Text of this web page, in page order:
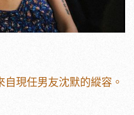
現任男友沈默的縱容。